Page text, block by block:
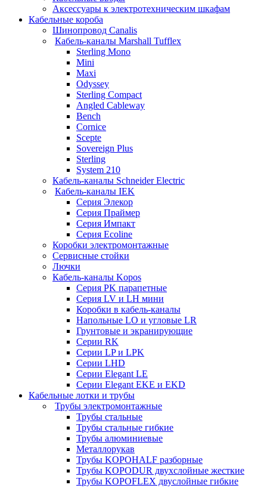
Аксессуары к электротехническим шкафам
Кабельные короба
Шинопровод Canalis
Кабель-каналы Marshall Tufflex
Sterling Mono
Mini
Maxi
Odyssey
Sterling Compact
Angled Cableway
Bench
Cornice
Scepte
Sovereign Plus
Sterling
System 210
Кабель-каналы Schneider Electric
Кабель-каналы IEK
Серия Элекор
Серия Праймер
Серия Импакт
Серия Ecoline
Коробки электромонтажные
Сервисные стойки
Лючки
Кабель-каналы Kopos
Серия PK парапетные
Серия LV и LH мини
Коробки в кабель-каналы
Напольные LO и угловые LR
Грунтовые и экранирующие
Серии RK
Серии LP и LPK
Серии LHD
Серии Elegant LE
Серии Elegant EKE и EKD
Кабельные лотки и трубы
Трубы электромонтажные
Трубы стальные
Трубы стальные гибкие
Трубы алюминиевые
Металлорукав
Трубы KOPOHALF разборные
Трубы KOPODUR двухслойные жесткие
Трубы KOPOFLEX двуслойные гибкие